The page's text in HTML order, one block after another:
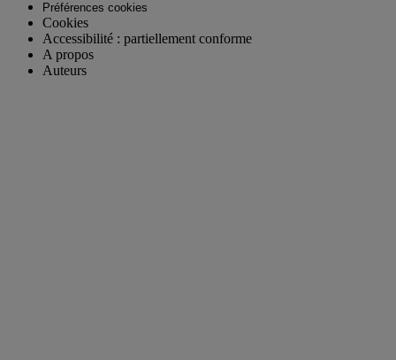
Préférences cookies
Cookies
Accessibilité : partiellement conforme
A propos
Auteurs